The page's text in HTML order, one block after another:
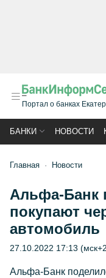
Портал о банках
БАНКИ НОВОСТИ
Главная Новости
Альфа-Банк
покупают
автомобиль
27.10.2022 17:13
Альфа-Банк